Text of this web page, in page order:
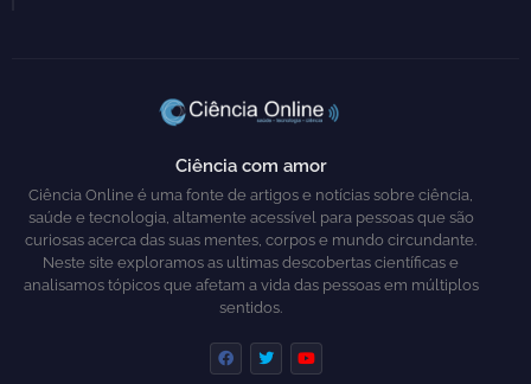
Ciência com amor
Ciência Online é uma fonte de artigos e notícias sobre ciência,
saúde e tecnologia, altamente acessível para pessoas que são
curiosas acerca das suas mentes, corpos e mundo circundante.
Neste site exploramos as ultimas descobertas científicas e
analisamos tópicos que afetam a vida das pessoas em múltiplos
sentidos.